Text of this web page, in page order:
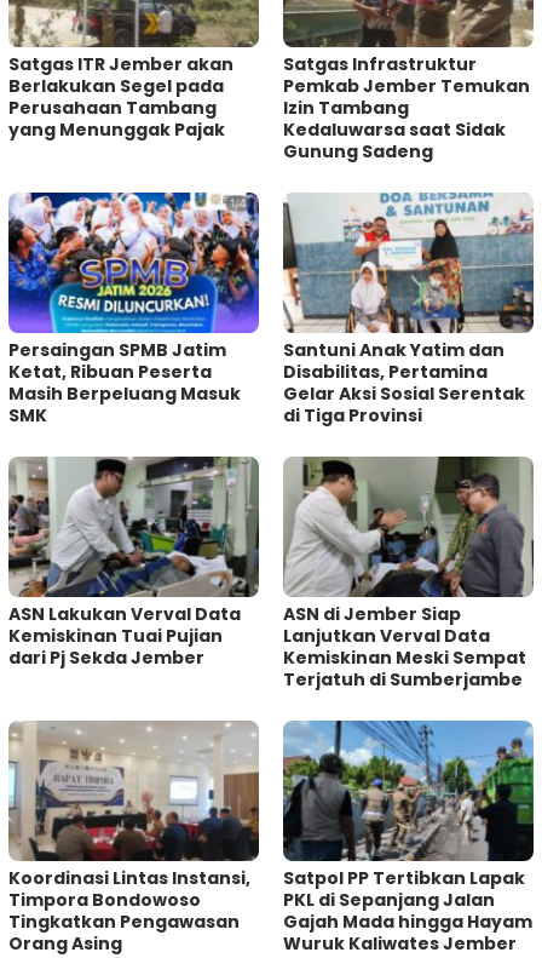
Satgas ITR Jember akan
Berlakukan Segel pada
Perusahaan Tambang
yang Menunggak Pajak
Satgas Infrastruktur
Pemkab Jember Temukan
Izin Tambang
Kedaluwarsa saat Sidak
Gunung Sadeng
Persaingan SPMB Jatim
Ketat, Ribuan Peserta
Masih Berpeluang Masuk
SMK
Santuni Anak Yatim dan
Disabilitas, Pertamina
Gelar Aksi Sosial Serentak
di Tiga Provinsi
ASN Lakukan Verval Data
Kemiskinan Tuai Pujian
dari Pj Sekda Jember
ASN di Jember Siap
Lanjutkan Verval Data
Kemiskinan Meski Sempat
Terjatuh di Sumberjambe
Koordinasi Lintas Instansi,
Timpora Bondowoso
Tingkatkan Pengawasan
Orang Asing
Satpol PP Tertibkan Lapak
PKL di Sepanjang Jalan
Gajah Mada hingga Hayam
Wuruk Kaliwates Jember